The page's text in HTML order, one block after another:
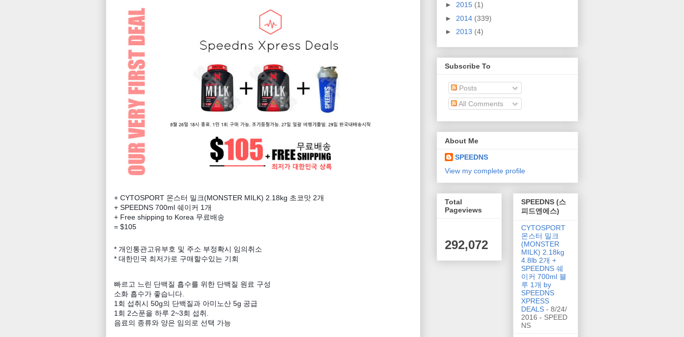
+ CYTOSPORT 몬스터 밀크(MONSTER MILK) 2.18kg 초코맛 2개
+ SPEEDNS 700ml 쉐이커 1개
+ Free shipping to Korea 무료배송
= $105
* 개인통관고유부호 및 주소 부정확시 임의취소
* 대한민국 최저가로 구매할수있는 기회
빠르고 느린 단백질 흡수를 위한 단백질 원료 구성
소화 흡수가 좋습니다.
1회 섭취시 50g의 단백질과 아미노산 5g 공급
1회 2스푼을 하루 2~3회 섭취.
음료의 종류와 양은 임의로 선택 가능
► 2015 (1)
► 2014 (339)
► 2013 (4)
Subscribe To
Posts
All Comments
About Me
SPEEDNS
View my complete profile
Total
Pageviews
292,072
SPEEDNS (스
피드엔에스)
CYTOSPORT
몬스터 밀크
(MONSTER
MILK) 2.18kg
4.8lb 2개 +
SPEEDNS 쉐
이커 700ml 블
루 1개 by
SPEEDNS
XPRESS
DEALS - 8/24/
2016 - SPEED
NS